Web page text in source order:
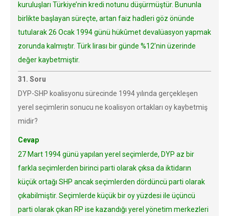
kuruluşları Türkiye’nin kredi notunu düşürmüştür. Bununla
birlikte başlayan süreçte, artan faiz hadleri göz önünde
tutularak 26 Ocak 1994 günü hükûmet devalüasyon yapmak
zorunda kalmıştır. Türk lirası bir günde %12’nin üzerinde
değer kaybetmiştir.
31. Soru
DYP-SHP koalisyonu sürecinde 1994 yılında gerçekleşen
yerel seçimlerin sonucu ne koalisyon ortakları oy kaybetmiş
midir?
Cevap
27 Mart 1994 günü yapılan yerel seçimlerde, DYP az bir
farkla seçimlerden birinci parti olarak çıksa da iktidarın
küçük ortağı SHP ancak seçimlerden dördüncü parti olarak
çıkabilmiştir. Seçimlerde küçük bir oy yüzdesi ile üçüncü
parti olarak çıkan RP ise kazandığı yerel yönetim merkezleri